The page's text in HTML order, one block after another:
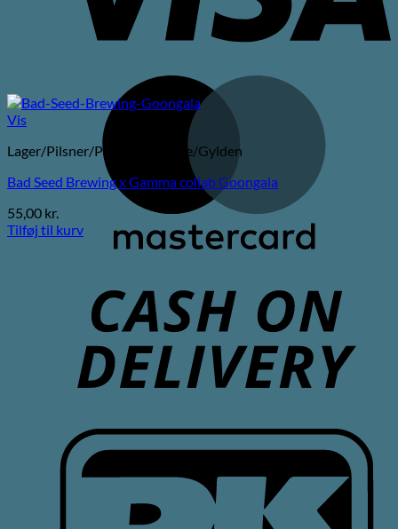
Vis
Lager/Pilsner/Pale Ale/Blonde/Gylden
Bad Seed Brewing x Gamma collab Goongala
55,00 kr.
Tilføj til kurv